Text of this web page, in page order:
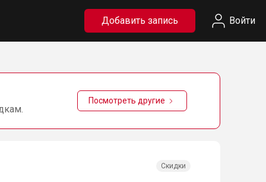
Добавить запись Войти
Посмотреть другие
Скидки